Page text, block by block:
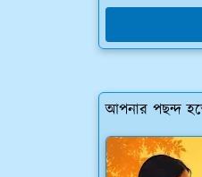
আপনার পছন্দ